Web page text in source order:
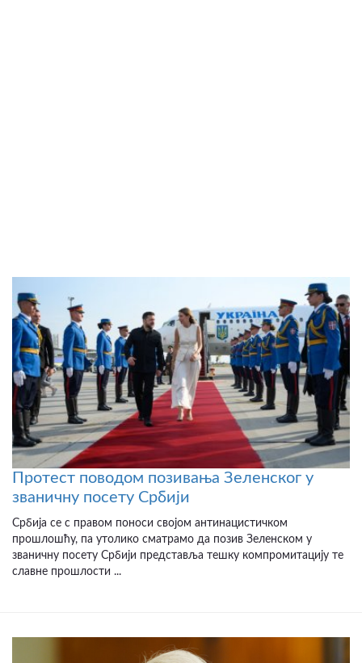
Протест поводом позивања Зеленског у
званичну посету Србији
Србија се с правом поноси својом антинацистичком
прошлошћу, па утолико сматрамо да позив Зеленском у
званичну посету Србији представља тешку компромитацију те
славне прошлости ...